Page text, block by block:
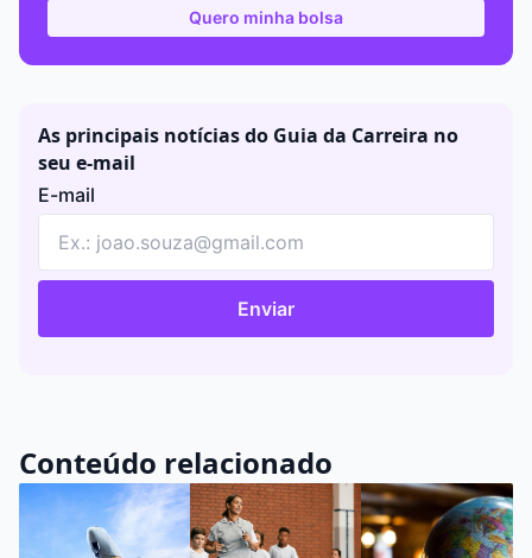
Quero minha bolsa
As principais notícias do Guia da Carreira no
seu e-mail
E-mail
Enviar
Conteúdo relacionado